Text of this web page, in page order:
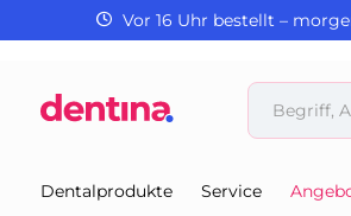
Vor 16 Uhr bestellt –
Dentalprodukte Service